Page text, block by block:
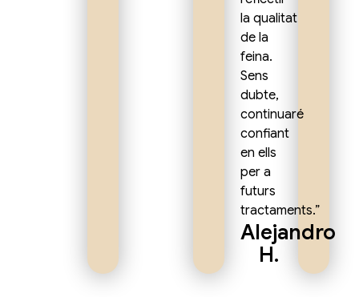
la qualitat
de la
feina.
Sens
dubte,
continuaré
confiant
en ells
per a
futurs
tractaments.”
Alejandro
H.